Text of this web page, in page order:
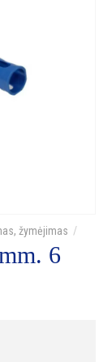
žymėjimas
6